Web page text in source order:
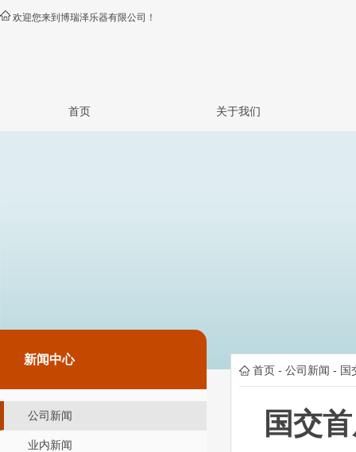
欢迎您来到博瑞泽乐器有限公司！
首页 关于我们
新闻中心
公司新闻
业内新闻
首页 - 公司新闻 - 国
国交